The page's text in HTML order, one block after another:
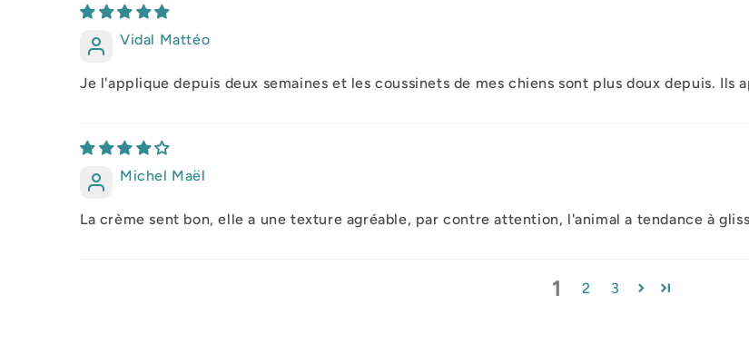
Vidal Mattéo
Je l'applique depuis deux semaines et les coussinets de mes chiens sont plus doux depuis.
Michel Maël
La crème sent bon, elle a une texture agréable, par contre attention, l'animal a tendance à
1 2 3